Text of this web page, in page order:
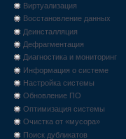
Виртуализация
Восстановление данных
Деинсталляция
Дефрагментация
Диагностика и мониторинг
Информация о системе
Настройка системы
Обновление ПО
Оптимизация системы
Очистка от «мусора»
Поиск дубликатов